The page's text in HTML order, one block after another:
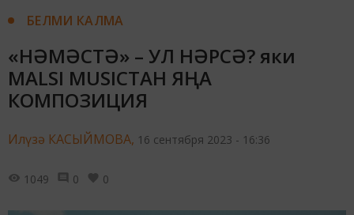
БЕЛМИ КАЛМА
«НӘМӘСТӘ» – УЛ НӘРСӘ? яки
MALSI MUSICТАН ЯҢА
КОМПОЗИЦИЯ
Илүзә КАСЫЙМОВА, 16 сентября 2023 - 16:36
1049 0 0